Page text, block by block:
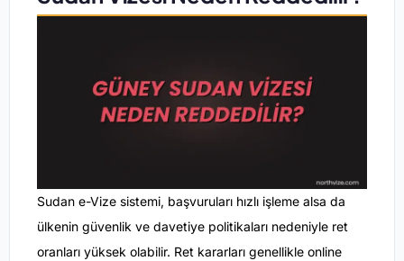
Sudan e-Vize sistemi, başvuruları hızlı işleme alsa da
ülkenin güvenlik ve davetiye politikaları nedeniyle ret
oranları yüksek olabilir. Ret kararları genellikle online